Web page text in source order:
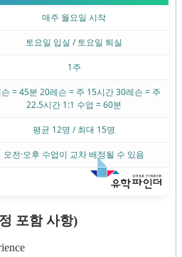
매주 월요일 시작
토요일 입실 / 토요일 퇴실
1주
= 45분 20레슨 = 주 15시간30레슨 = 주
22.5시간 1:1 수업 = 60분
평균 12명 / 최대 15명
오전·오후 수업이 교차 배정될 수 있음
포함 사항)